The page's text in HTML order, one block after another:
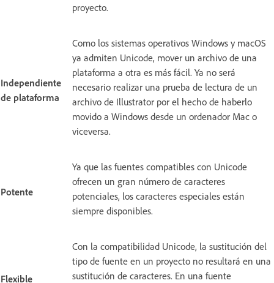
proyecto.
Independiente
de plataforma
Como los sistemas operativos Windows y macOS
ya admiten Unicode, mover un archivo de una
plataforma a otra es más fácil. Ya no será
necesario realizar una prueba de lectura de un
archivo de Illustrator por el hecho de haberlo
movido a Windows desde un ordenador Mac o
viceversa.
Potente
Ya que las fuentes compatibles con Unicode
ofrecen un gran número de caracteres
potenciales, los caracteres especiales están
siempre disponibles.
Flexible
Con la compatibilidad Unicode, la sustitución del
tipo de fuente en un proyecto no resultará en una
sustitución de caracteres. En una fuente